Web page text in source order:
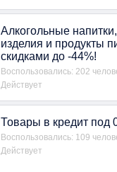
Алкогольные
изделия и продукты
скидками до -44%!
Воспользовались: 202
Действует
Товары в кредит под
Воспользовались: 109
Действует